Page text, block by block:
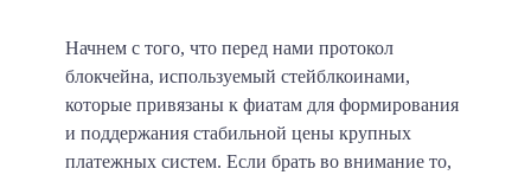
Начнем с того, что перед нами протокол
блокчейна, используемый стейблкоинами,
которые привязаны к фиатам для формирования
и поддержания стабильной цены крупных
платежных систем. Если брать во внимание то,